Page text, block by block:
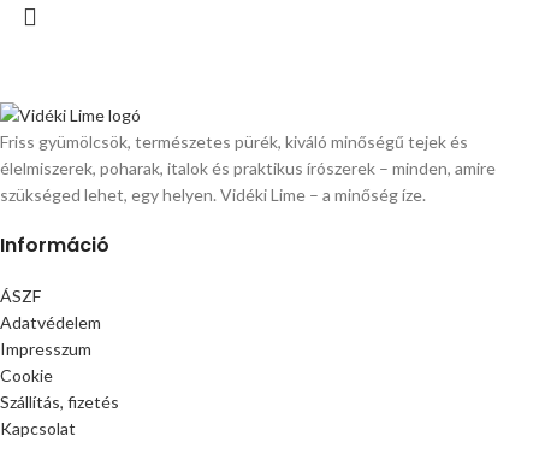
Friss gyümölcsök, természetes pürék, kiváló minőségű tejek és
élelmiszerek, poharak, italok és praktikus írószerek – minden, amire
szükséged lehet, egy helyen. Vidéki Lime – a minőség íze.
Információ
ÁSZF
Adatvédelem
Impresszum
Cookie
Szállítás, fizetés
Kapcsolat